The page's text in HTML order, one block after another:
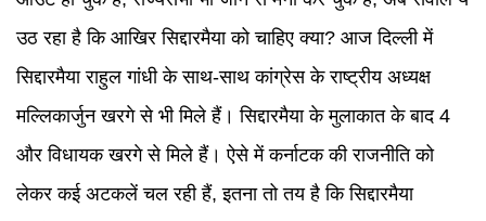
उठ रहा है कि आखिर सिद्दारमैया को चाहिए क्या? आज दिल्ली में
सिद्दारमैया राहुल गांधी के साथ-साथ कांग्रेस के राष्ट्रीय अध्यक्ष
मल्लिकार्जुन खरगे से भी मिले हैं। सिद्दारमैया के मुलाकात के बाद 4
और विधायक खरगे से मिले हैं। ऐसे में कर्नाटक की राजनीति को
लेकर कई अटकलें चल रही हैं, इतना तो तय है कि सिद्दारमैया